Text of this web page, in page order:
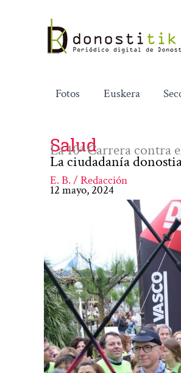
contenido
Fotos Euskera
Salud
La 10ª Carrera contra
La ciudadanía
E. B. / Redacción
12 mayo, 2024